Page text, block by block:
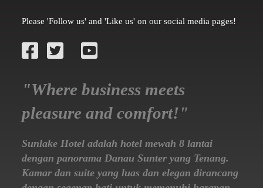
Please 'Follow us' and 'Like us' on our social media pages!
"Where business meets
pleasure and comfort!"
Sunlake Hotel adalah hotel mewah 8 lantai
dengan panorama Danau Sunter yang Tenang.
Kamar dan suite yang luas dan elegan dirancang